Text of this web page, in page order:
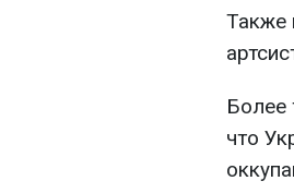
Также
Более
что